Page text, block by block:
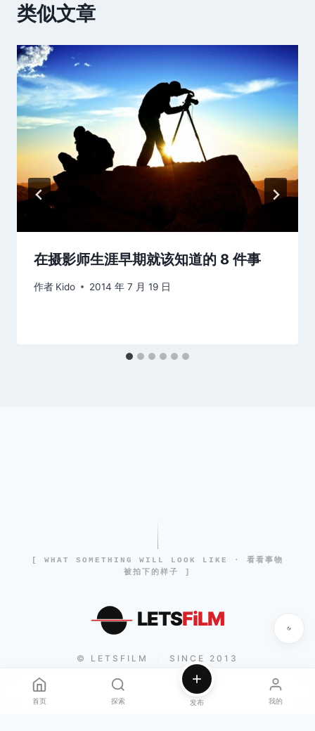
类似文章
在摄影师生涯早期就该知道的 8 件事
作者 Kido 2014 年 7 月 19 日
[ WHAT SOMETHING WILL LOOK LIKE · 看看事物
被拍下的样子 ]
LETSFiLM
© LETSFILM SINCE 2013
首页 探索 发布 我的